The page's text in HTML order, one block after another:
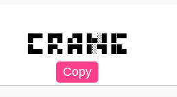
█▀▀ █▀█ ▄▀█ █▄░█ █▀▀